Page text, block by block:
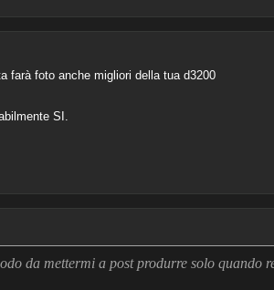
farà foto anche migliori della tua d3200
SI.
da mettermi a post produrre solo quando